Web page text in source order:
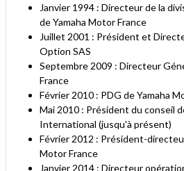
Janvier 1994 : Directeur de la
de Yamaha Motor France
Juillet 2001 : Président et
Option SAS
Septembre 2009 : Directeur
France
Février 2010 : PDG de Yamaha
Mai 2010 : Président du conseil
International (jusqu'à présent)
Février 2012 : Président-
Motor France
Janvier 2014 : Directeur